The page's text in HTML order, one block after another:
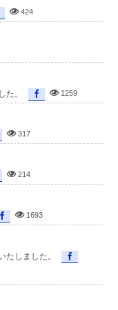
424
た。 1259
317
214
1693
しました。